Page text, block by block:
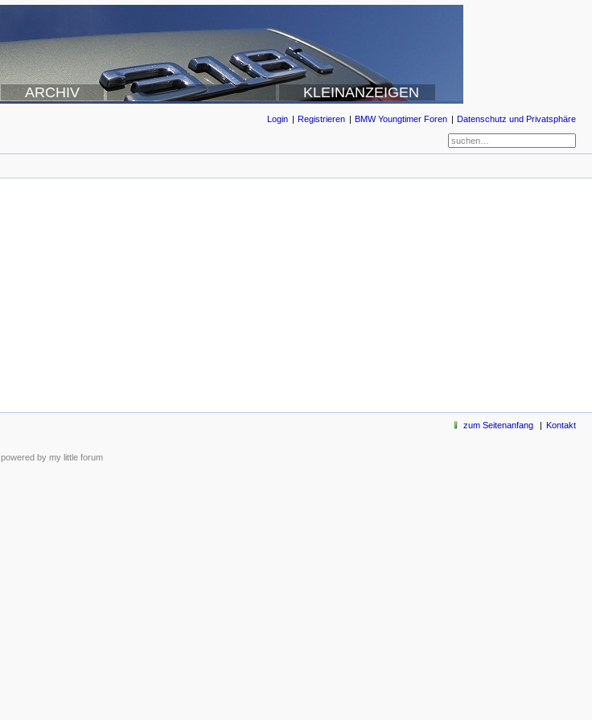
ARCHIV KLEINANZEIGEN
Login Registrieren BMW Youngtimer Foren Datenschutz und Privatsphäre
zum Seitenanfang Kontakt
powered by my little forum